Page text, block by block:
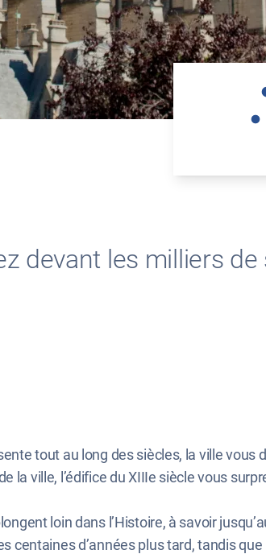
devant les milliers
tout au long des siècles, la ville vous
ville, l’édifice du XIIIe siècle vous
loin dans l’Histoire, à savoir
d’années plus tard, tandis que